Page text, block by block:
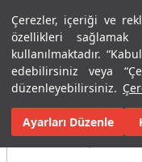
Çerezler, içeriği ve
özellikleri
kullanılmaktadır.
edebilirsiniz veya
düzenleyebilirsiniz.
Ayarları Düzenle
Menü
Ana Sayfa Banyolar
Tüm Görseller(1)